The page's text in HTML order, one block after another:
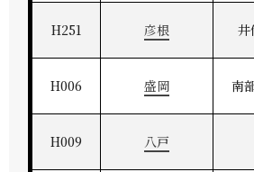
H251 彦根 井
H006 盛岡 南
H009 八戸